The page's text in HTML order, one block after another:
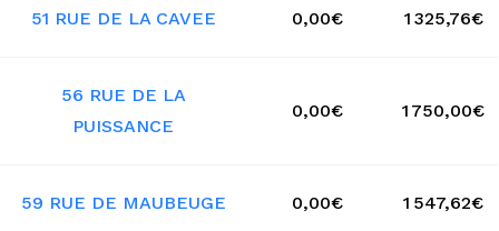
51 RUE DE LA CAVEE 0,00€ 1 325,76€
56 RUE DE LA
PUISSANCE
0,00€ 1 750,00€
59 RUE DE MAUBEUGE 0,00€ 1 547,62€